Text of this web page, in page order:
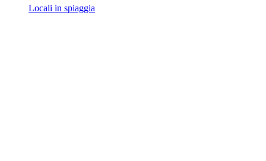
Locali in spiaggia